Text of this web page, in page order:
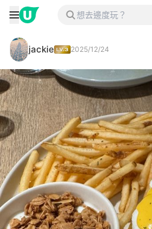
jackie 2025/12/24